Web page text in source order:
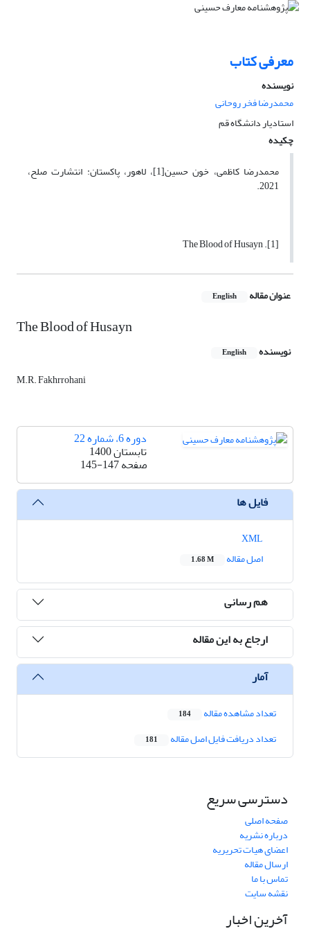
معرفی کتاب
نویسنده
محمدرضا فخر روحانی
استادیار دانشگاه قم
چکیده
محمدرضا کاظمی، خون حسین[1]، لاهور، پاکستان: انتشارت صلح،
2021.
[1]. The Blood of Husayn
عنوان مقاله English
The Blood of Husayn
نویسنده English
M.R. Fakhrrohani
دوره 6، شماره 22
تابستان 1400
صفحه145-147
فایل ها
اصل مقاله
1.68 M
هم رسانی
ارجاع به این مقاله
آمار
تعداد مشاهده مقاله 184
تعداد دریافت فایل اصل مقاله 181
دسترسی سریع
صفحه اصلی
درباره نشریه
اعضای هیات تحریریه
ارسال مقاله
تماس با ما
نقشه سایت
آخرین اخبار